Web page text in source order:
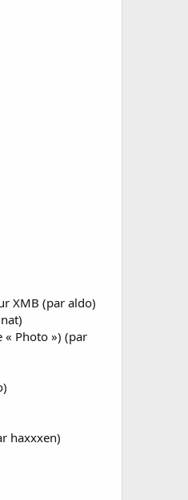
XMB (par aldo)
Photo ») (par
haxxxen)